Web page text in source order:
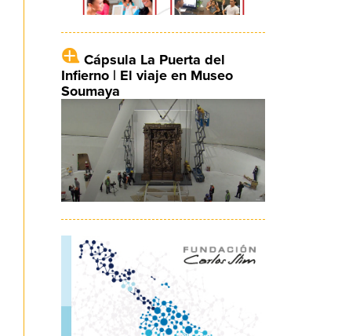
Cápsula La Puerta del
Infierno | El viaje en Museo
Soumaya